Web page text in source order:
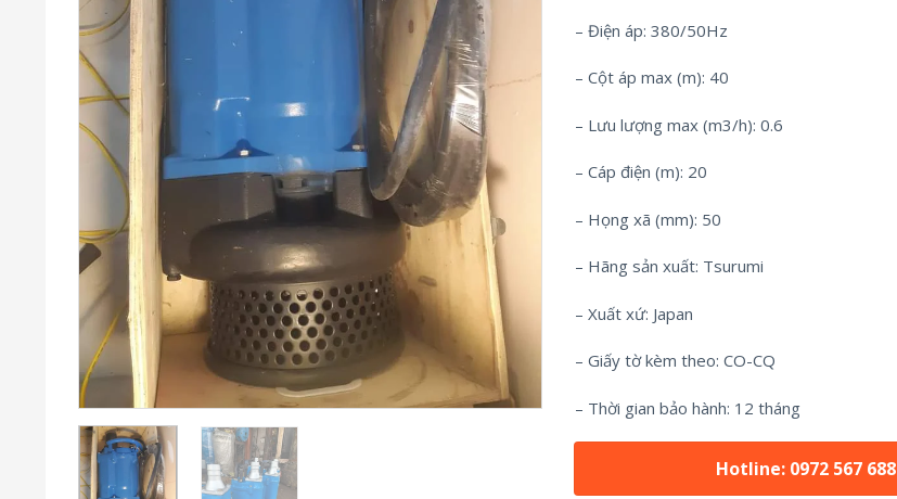
– Điện áp: 380/50Hz
– Cột áp max (m): 40
– Lưu lượng max (m3/h): 0.6
– Cáp điện (m): 20
– Họng xã (mm): 50
– Hãng sản xuất: Tsurumi
– Xuất xứ: Japan
– Giấy tờ kèm theo: CO-CQ
– Thời gian bảo hành: 12 tháng
Hotline: 0972 567 688